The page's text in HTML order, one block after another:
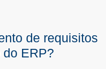
de requisitos
ERP?